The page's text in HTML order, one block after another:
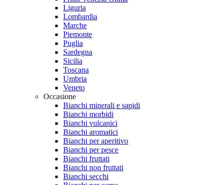
Liguria
Lombardia
Marche
Piemonte
Puglia
Sardegna
Sicilia
Toscana
Umbria
Veneto
Occasione
Bianchi minerali e sapidi
Bianchi morbidi
Bianchi vulcanici
Bianchi aromatici
Bianchi per aperitivo
Bianchi per pesce
Bianchi fruttati
Bianchi non fruttati
Bianchi secchi